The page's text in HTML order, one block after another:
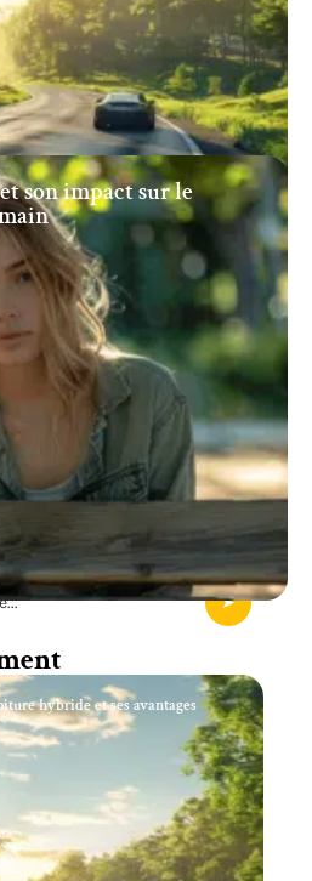
son impact sur le
hybride et ses avantages